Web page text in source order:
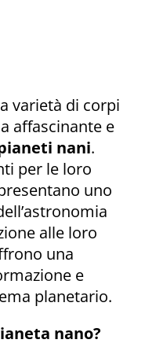
varietà di corpi
affascinante e
nani.
per le loro
uno
alle loro
una
e
planetario.
nano?